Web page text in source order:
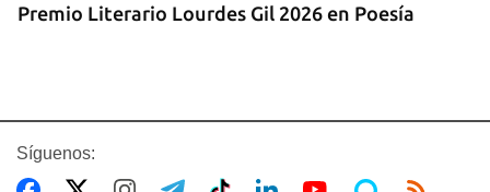
Premio Literario Lourdes Gil 2026 en Poesía
Síguenos: